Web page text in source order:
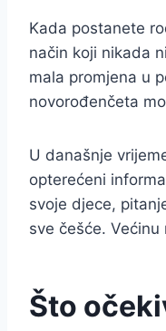
Kada postanete
način koji nikada
mala promjena u
novorođenčeta
U današnje
opterećeni
svoje djece,
sve češće.
Što